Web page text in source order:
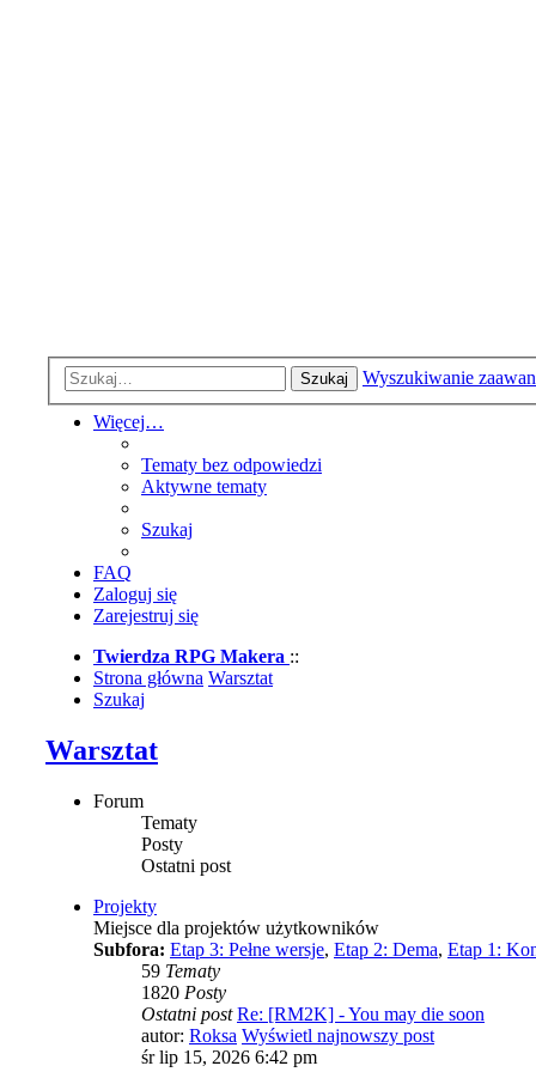
Szukaj Wyszukiwanie
Więcej…
Tematy bez odpowiedzi
Aktywne tematy
Szukaj
FAQ
Zaloguj się
Zarejestruj się
Twierdza RPG Makera ::
Strona główna Warsztat
Szukaj
Warsztat
Forum
Tematy
Posty
Ostatni post
Projekty
Miejsce dla projektów użytkowników
Subfora: Etap 3: Pełne wersje, Etap 2: Dema, Etap 1:
59 Tematy
1820 Posty
Ostatni post Re: [RM2K] - You may die soon
autor: Roksa Wyświetl najnowszy post
śr lip 15, 2026 6:42 pm